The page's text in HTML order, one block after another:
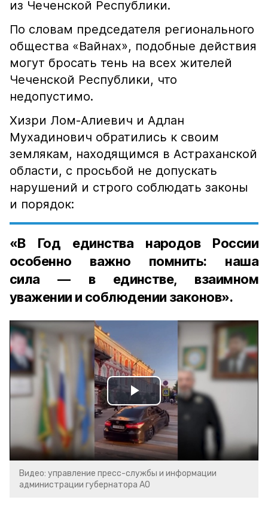
из Чеченской Республики.
По словам председателя регионального
общества «Вайнах», подобные действия
могут бросать тень на всех жителей
Чеченской Республики, что
недопустимо.
Хизри Лом-Алиевич и Адлан
Мухадинович обратились к своим
землякам, находящимся в Астраханской
области, с просьбой не допускать
нарушений и строго соблюдать законы
и порядок:
«В Год единства народов России
особенно важно помнить: наша
сила — в единстве, взаимном
уважении и соблюдении законов».
Play
Video
Видео: управление пресс-службы и информации
администрации губернатора АО